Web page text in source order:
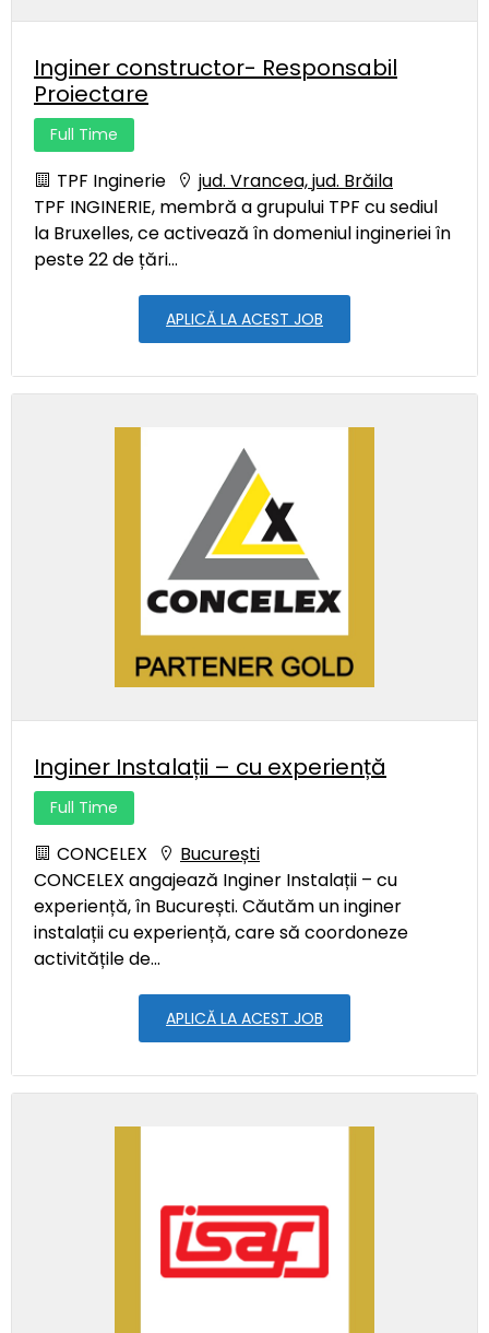
Inginer constructor- Responsabil
Proiectare
Full Time
TPF Inginerie
jud. Vrancea, jud. Brăila
TPF INGINERIE, membră a grupului TPF cu sediul
la Bruxelles, ce activează în domeniul ingineriei în
peste 22 de țări...
APLICĂ LA ACEST JOB
Inginer Instalații – cu experiență
Full Time
CONCELEX
București
CONCELEX angajează Inginer Instalații – cu
experiență, în București. Căutăm un inginer
instalații cu experiență, care să coordoneze
activitățile de...
APLICĂ LA ACEST JOB